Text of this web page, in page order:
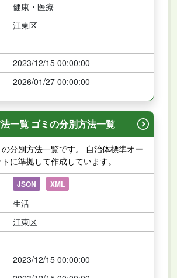
健康・医療
江東区
2023/12/15 00:00:00
2026/01/27 00:00:00
一覧 ゴミの分別方法一覧
の分別方法一覧です。 自治体標準オー
に準拠して作成しています。
JSON XML
生活
江東区
2023/12/15 00:00:00